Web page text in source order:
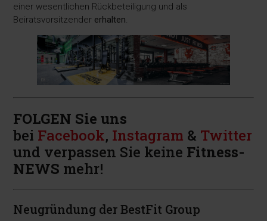
einer wesentlichen Rückbeteiligung und als
Beiratsvorsitzender erhalten.
FOLGEN Sie uns
bei Facebook, Instagram & Twitter
und verpassen Sie keine Fitness-
NEWS mehr!
Neugründung der BestFit Group